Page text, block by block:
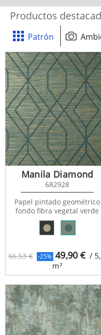
Productos
Patrón
66,53 € -25% 49,90€ /
m²
Manila Diamond
682928
Papel pintado geométrico
fondo fibra vegetal verde